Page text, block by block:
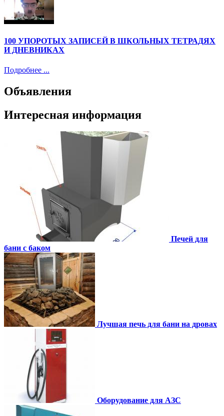
100 УПОРОТЫХ ЗАПИСЕЙ В ШКОЛЬНЫХ ТЕТРАДЯХ
И ДНЕВНИКАХ
Подробнее ...
Объявления
Интересная информация
Печей для
бани с баком
Лучшая печь для бани на дровах
Оборудование для АЗС